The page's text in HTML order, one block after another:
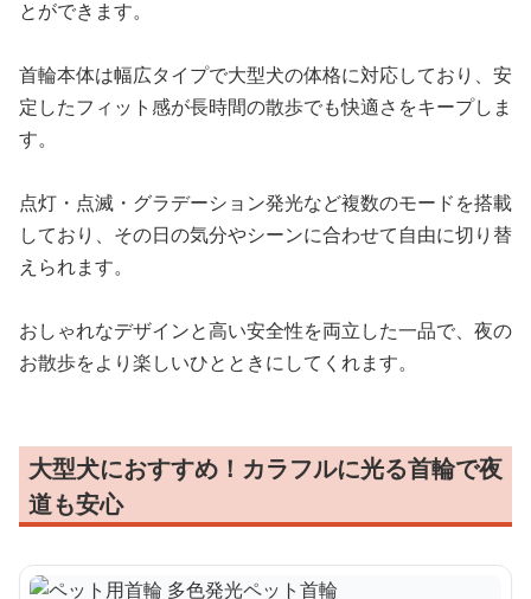
とができます。
首輪本体は幅広タイプで大型犬の体格に対応しており、安
定したフィット感が長時間の散歩でも快適さをキープしま
す。
点灯・点滅・グラデーション発光など複数のモードを搭載
しており、その日の気分やシーンに合わせて自由に切り替
えられます。
おしゃれなデザインと高い安全性を両立した一品で、夜の
お散歩をより楽しいひとときにしてくれます。
大型犬におすすめ！カラフルに光る首輪で夜
道も安心